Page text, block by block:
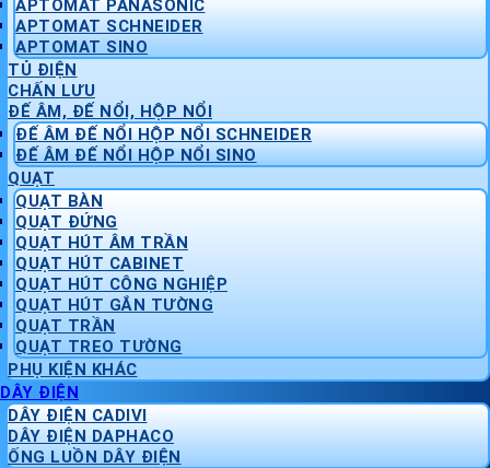
APTOMAT PANASONIC
APTOMAT SCHNEIDER
APTOMAT SINO
TỦ ĐIỆN
CHẤN LƯU
ĐẾ ÂM, ĐẾ NỔI, HỘP NỔI
ĐẾ ÂM ĐẾ NỔI HỘP NỔI SCHNEIDER
ĐẾ ÂM ĐẾ NỔI HỘP NỔI SINO
QUẠT
QUẠT BÀN
QUẠT ĐỨNG
QUẠT HÚT ÂM TRẦN
QUẠT HÚT CABINET
QUẠT HÚT CÔNG NGHIỆP
QUẠT HÚT GẮN TƯỜNG
QUẠT TRẦN
QUẠT TREO TƯỜNG
PHỤ KIỆN KHÁC
DÂY ĐIỆN
DÂY ĐIỆN CADIVI
DÂY ĐIỆN DAPHACO
ỐNG LUỒN DÂY ĐIỆN